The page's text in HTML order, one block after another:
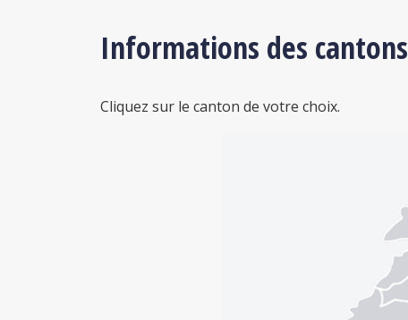
Informations des cantons
Cliquez sur le canton de votre choix.